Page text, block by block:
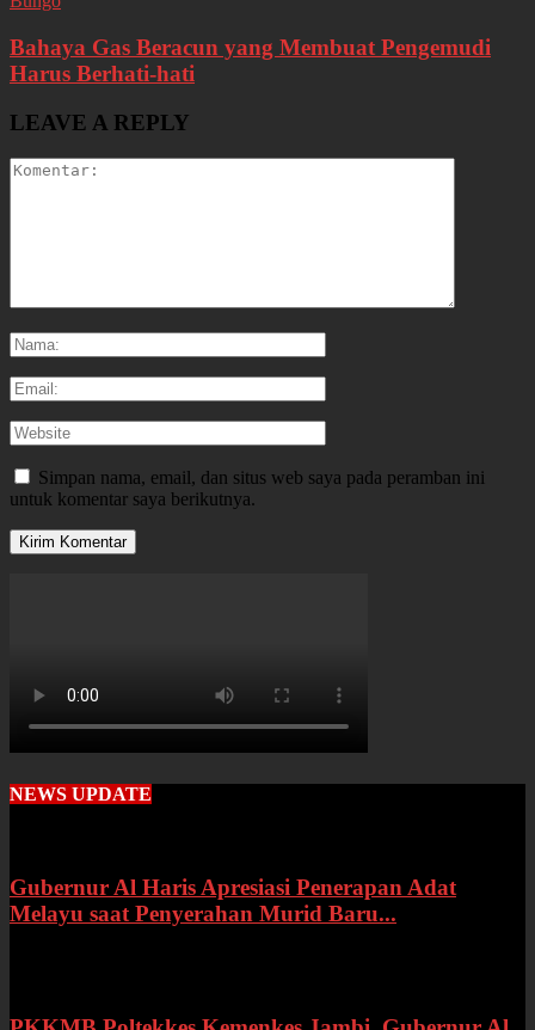
Bahaya Gas Beracun yang Membuat Pengemudi
Harus Berhati-hati
LEAVE A REPLY
Simpan nama, email, dan situs web saya pada peramban ini
untuk komentar saya berikutnya.
NEWS UPDATE
Gubernur Al Haris Apresiasi Penerapan Adat
Melayu saat Penyerahan Murid Baru...